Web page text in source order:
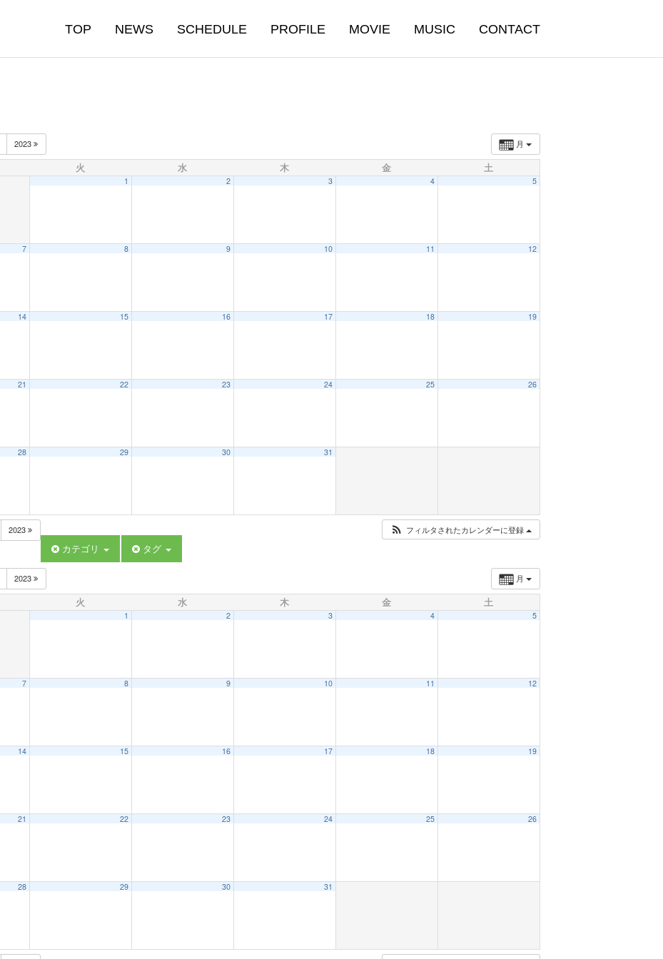
TOP NEWS SCHEDULE PROFILE MOVIE MUSIC CONTACT
月
2023
火 水 木 金 土
1 2 3 4 5
7 8 9 10 11 12
14 15 16 17 18 19
21 22 23 24 25 26
28 29 30 31
2023 フィルタされたカレンダーに登録
カテゴリ タグ
月
2023
火 水 木 金 土
1 2 3 4 5
7 8 9 10 11 12
14 15 16 17 18 19
21 22 23 24 25 26
28 29 30 31